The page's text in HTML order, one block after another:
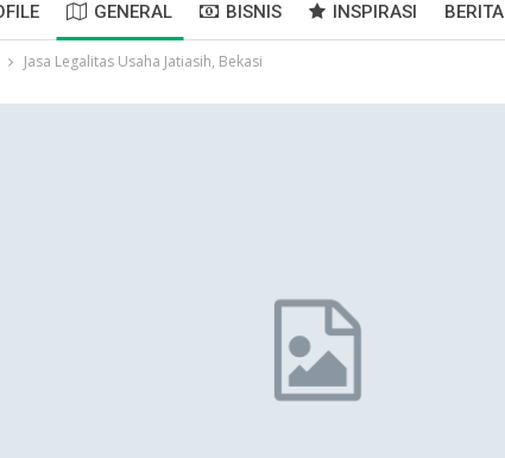
GENERAL BISNIS INSPIRASI BERITA
Jasa Legalitas Usaha Jatiasih, Bekasi